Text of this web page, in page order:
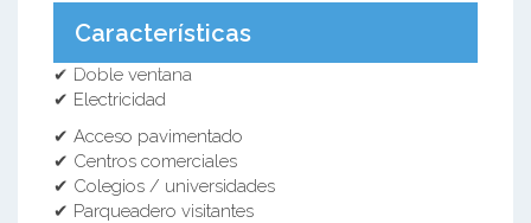
Características
✔ Doble ventana
✔ Electricidad
✔ Acceso pavimentado
✔ Centros comerciales
✔ Colegios / universidades
✔ Parqueadero visitantes